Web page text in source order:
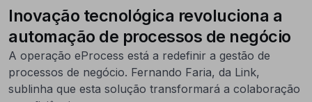
Inovação tecnológica revoluciona a
automação de processos de negócio
A operação eProcess está a redefinir a gestão de
processos de negócio. Fernando Faria, da Link,
sublinha que esta solução transformará a colaboração